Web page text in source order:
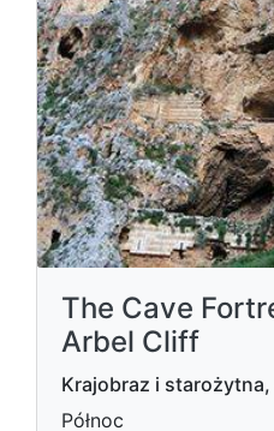
The Cave
Arbel Cliff
Krajobraz i
Północ